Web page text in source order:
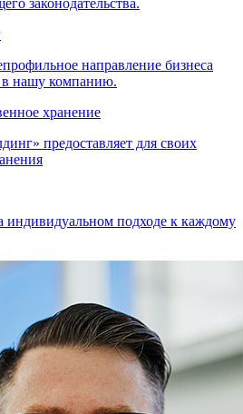
законодательства.
направление бизнеса
в нашу компанию.
хранение
предоставляет для своих
подходе к каждому